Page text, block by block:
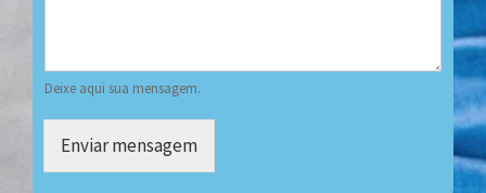
Deixe aqui sua mensagem.
Enviar mensagem